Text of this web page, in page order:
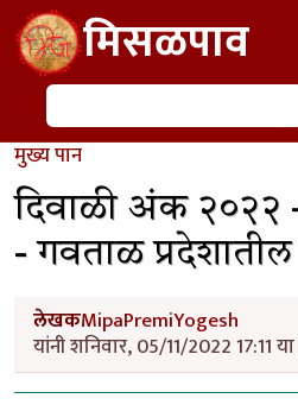
Skip to main contentमिसळपाव
शोध
मुख्य पान
दिवाळी अंक २०२२ -
- गवताळ प्रदेशातील
लेखकMipaPremiYogesh
यांनी शनिवार, 05/11/2022 17:11